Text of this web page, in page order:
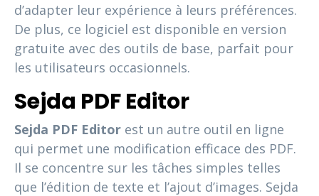
d’adapter leur expérience à leurs préférences.
De plus, ce logiciel est disponible en version
gratuite avec des outils de base, parfait pour
les utilisateurs occasionnels.
Sejda PDF Editor
Sejda PDF Editor est un autre outil en ligne
qui permet une modification efficace des PDF.
Il se concentre sur les tâches simples telles
que l’édition de texte et l’ajout d’images. Sejda